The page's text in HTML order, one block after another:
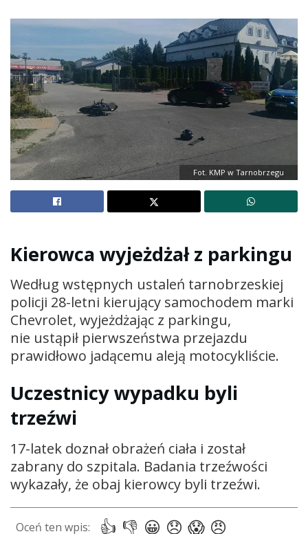
Fot. KMP w Tarnobrzegu
Kierowca wyjeżdżał z parkingu
Według wstępnych ustaleń tarnobrzeskiej
policji 28-letni kierujący samochodem marki
Chevrolet, wyjeżdżając z parkingu,
nie ustąpił pierwszeństwa przejazdu
prawidłowo jadącemu aleją motocykliście.
Uczestnicy wypadku byli
trzeźwi
17-latek doznał obrażeń ciała i został
zabrany do szpitala. Badania trzeźwości
wykazały, że obaj kierowcy byli trzeźwi.